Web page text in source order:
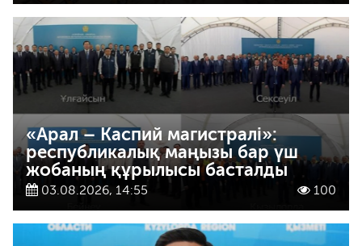
«Арал – Каспий магистралі»:
республикалық маңызы бар үш
жобаның құрылысы басталды
03.08.2026, 14:55 100